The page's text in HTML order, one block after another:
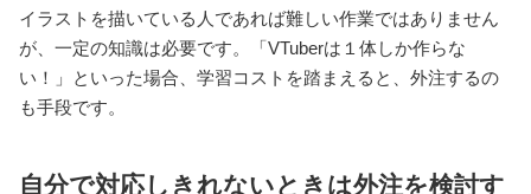
イラストを描いている人であれば難しい作業ではありません
が、一定の知識は必要です。「VTuberは１体しか作らな
い！」といった場合、学習コストを踏まえると、外注するの
も手段です。
自分で対応しきれないときは外注を検討す